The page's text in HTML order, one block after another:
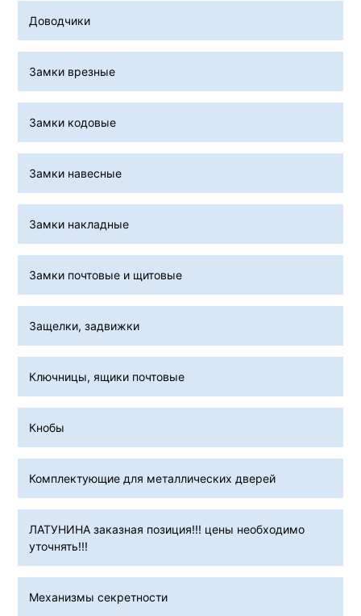
Доводчики
Замки врезные
Замки кодовые
Замки навесные
Замки накладные
Замки почтовые и щитовые
Защелки, задвижки
Ключницы, ящики почтовые
Кнобы
Комплектующие для металлических дверей
ЛАТУНИНА заказная позиция!!! цены необходимо
уточнять!!!
Механизмы секретности